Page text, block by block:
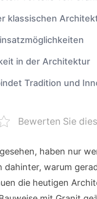
klassischen
in der Architektur
Tradition und
Bewerten Sie
haben nur
dahinter, warum
die heutigen